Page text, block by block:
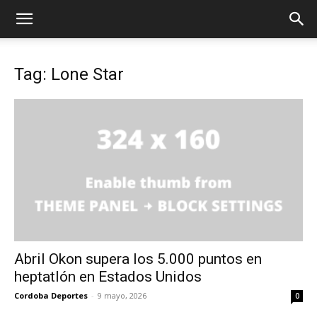
Tag: Lone Star
Abril Okon supera los 5.000 puntos en
heptatlón en Estados Unidos
Cordoba Deportes - 9 mayo, 2026 0